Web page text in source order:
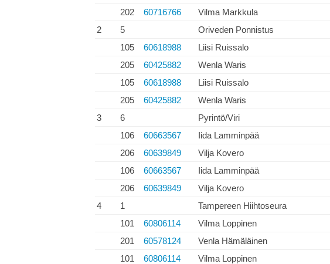
202
60716766 Vilma Markkula
2
5 Oriveden Ponnistus
105
60618988 Liisi Ruissalo
205
60425882 Wenla Waris
105
60618988 Liisi Ruissalo
205
60425882 Wenla Waris
3
6 Pyrintö/Viri
106
60663567 Iida Lamminpää
206
60639849 Vilja Kovero
106
60663567 Iida Lamminpää
206
60639849 Vilja Kovero
4
1 Tampereen Hiihtoseura
101
60806114 Vilma Loppinen
201
60578124 Venla Hämäläinen
101
60806114 Vilma Loppinen